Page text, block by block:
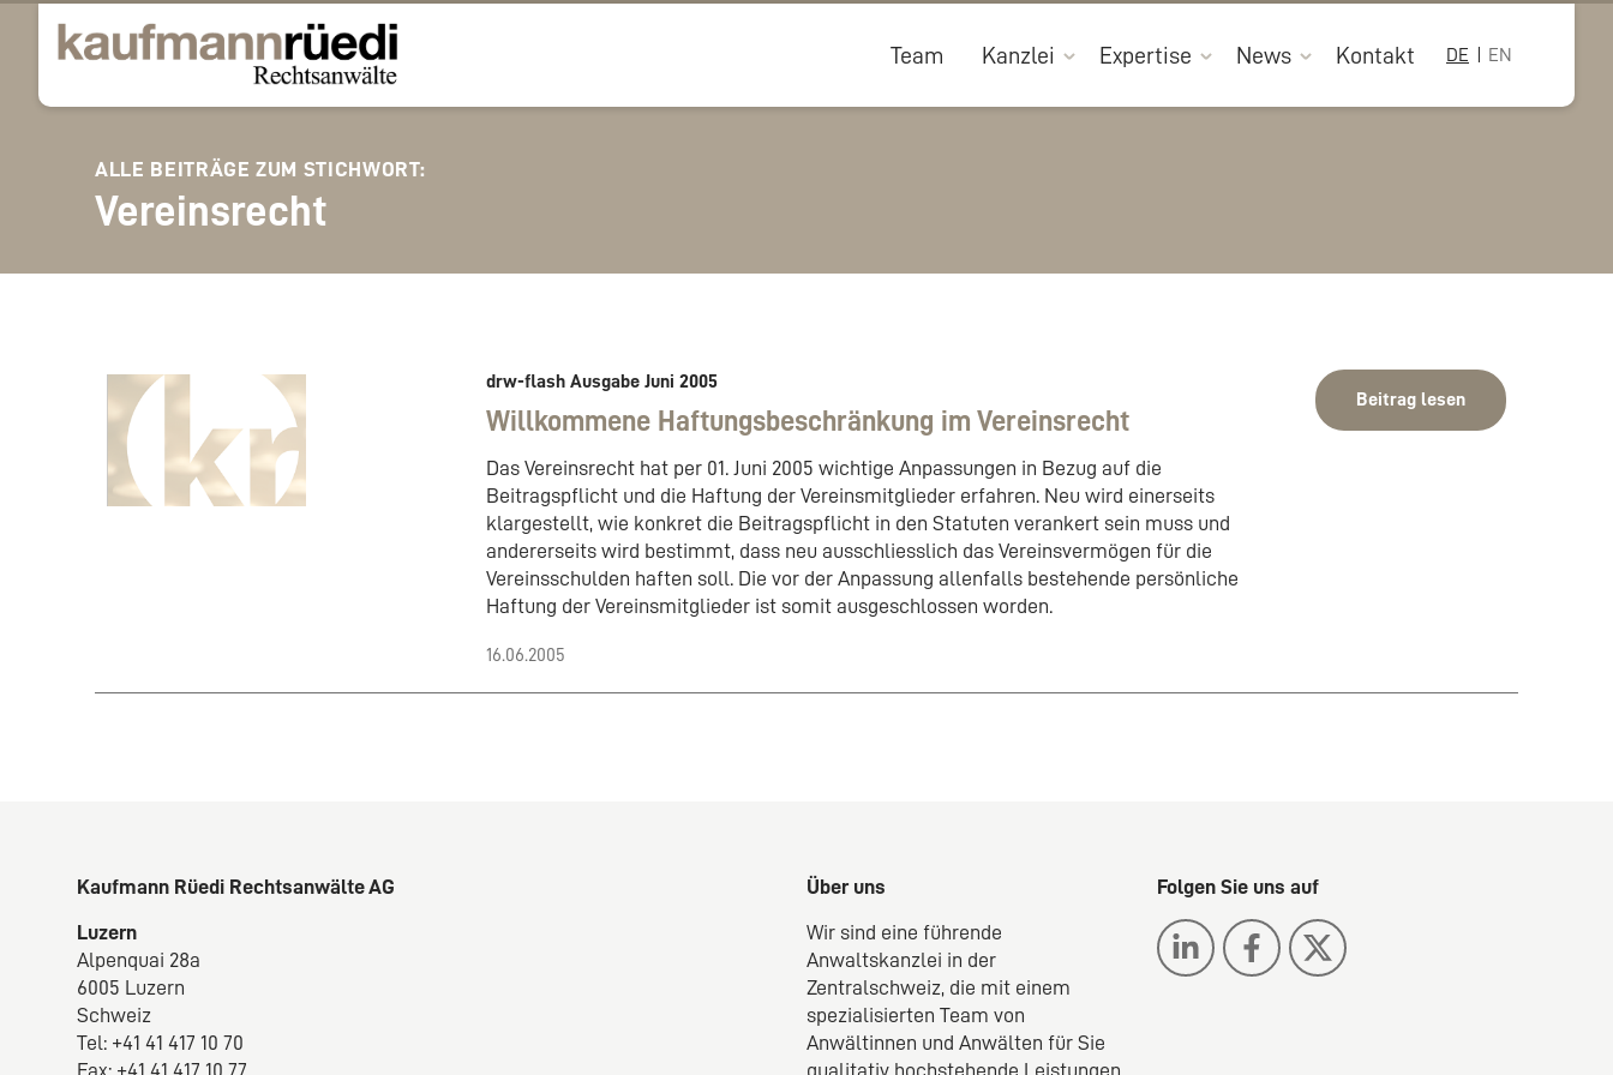
Team Kanzlei Expertise News Kontakt DE EN
ALLE BEITRÄGE ZUM STICHWORT:
Vereinsrecht
drw-flash Ausgabe Juni 2005
Willkommene Haftungsbeschränkung im Vereinsrecht
Das Vereinsrecht hat per 01. Juni 2005 wichtige Anpassungen in Bezug auf die
Beitragspflicht und die Haftung der Vereinsmitglieder erfahren. Neu wird einerseits
klargestellt, wie konkret die Beitragspflicht in den Statuten verankert sein muss und
andererseits wird bestimmt, dass neu ausschliesslich das Vereinsvermögen für die
Vereinsschulden haften soll. Die vor der Anpassung allenfalls bestehende persönliche
Haftung der Vereinsmitglieder ist somit ausgeschlossen worden.
16.06.2005
Beitrag lesen
Kaufmann Rüedi Rechtsanwälte AG
Luzern
Alpenquai 28a
6005 Luzern
Schweiz
Tel: +41 41 417 10 70
Fax: +41 41 417 10 77
Über uns
Wir sind eine führende
Anwaltskanzlei in der
Zentralschweiz, die mit einem
spezialisierten Team von
Anwältinnen und Anwälten für Sie
qualitativ hochstehende Leistungen
Folgen Sie uns auf